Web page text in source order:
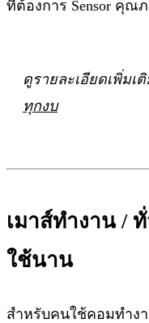
ที่ต้องการ Sensor คุณ
ดูรายละเอียดเพิ่มเ
ทุกงบ
เมาส์ทำงาน /
ใช้นาน
สำหรับคนใช้คอมทำง